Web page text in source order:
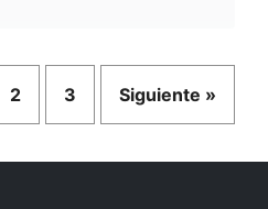
2 3 Siguiente »